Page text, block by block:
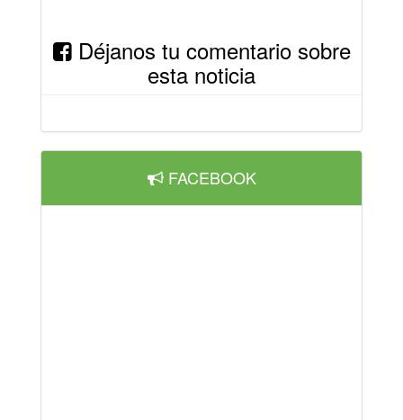
Déjanos tu comentario sobre
esta noticia
FACEBOOK